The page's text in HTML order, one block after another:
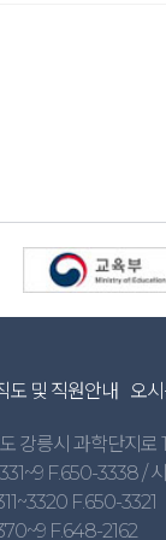
도 및 직원안내 오
강릉시 과학단지로
F.650-3338 /
F.650-3321
F.648-2162